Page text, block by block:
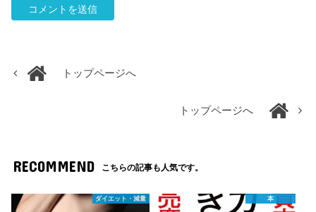
トップページへ
トップページへ
RECOMMEND こちらの記事も人気です。
ダイエット・減量 本